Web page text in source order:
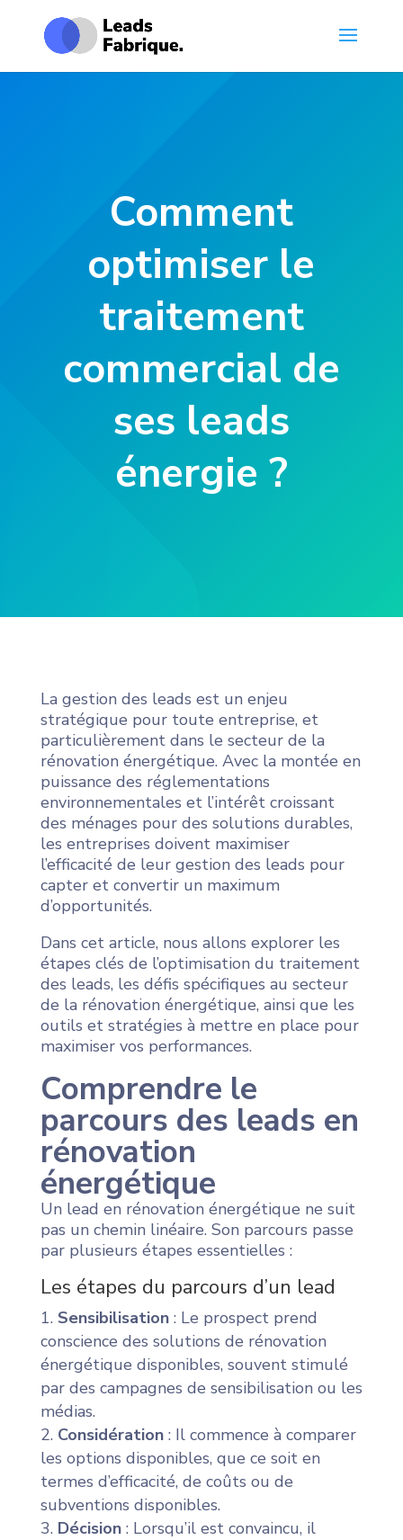
Comment
optimiser le
traitement
commercial de
ses leads
énergie ?
La gestion des leads est un enjeu
stratégique pour toute entreprise, et
particulièrement dans le secteur de la
rénovation énergétique. Avec la montée en
puissance des réglementations
environnementales et l’intérêt croissant
des ménages pour des solutions durables,
les entreprises doivent maximiser
l’efficacité de leur gestion des leads pour
capter et convertir un maximum
d’opportunités.
Dans cet article, nous allons explorer les
étapes clés de l’optimisation du traitement
des leads, les défis spécifiques au secteur
de la rénovation énergétique, ainsi que les
outils et stratégies à mettre en place pour
maximiser vos performances.
Comprendre le
parcours des leads en
rénovation
énergétique
Un lead en rénovation énergétique ne suit
pas un chemin linéaire. Son parcours passe
par plusieurs étapes essentielles :
Les étapes du parcours d’un lead
Sensibilisation: Le prospect prend
conscience des solutions de rénovation
énergétique disponibles, souvent stimulé
par des campagnes de sensibilisation ou les
médias.
Considération: Il commence à comparer
les options disponibles, que ce soit en
termes d’efficacité, de coûts ou de
subventions disponibles.
Décision: Lorsqu’il est convaincu, il